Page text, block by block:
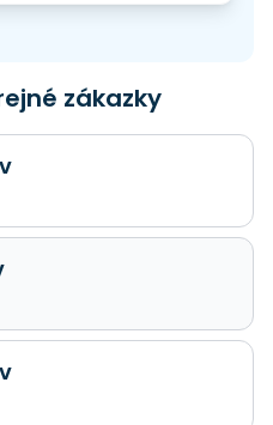
zákazky